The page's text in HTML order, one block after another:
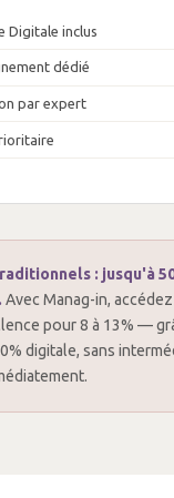
Digitale inclus
dédié
par expert
: jusqu'à
Avec Manag-in,
pour 8 à 13% —
digitale, sans